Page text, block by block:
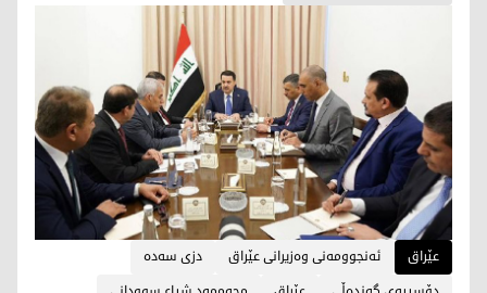
عێراق ئه‌نجوومه‌نی وه‌زیرانی عێراق
دزی سه‌ده‌